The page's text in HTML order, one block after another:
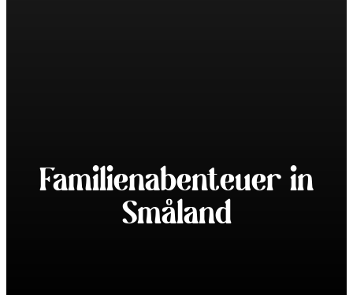
Familienabenteuer in
Småland